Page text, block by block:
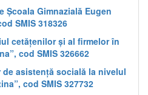
Școala Gimnazială Eugen
SMIS 318326
cetățenilor și al firmelor în
cod SMIS 326662
de asistență socială la nivelul
cod SMIS 327732